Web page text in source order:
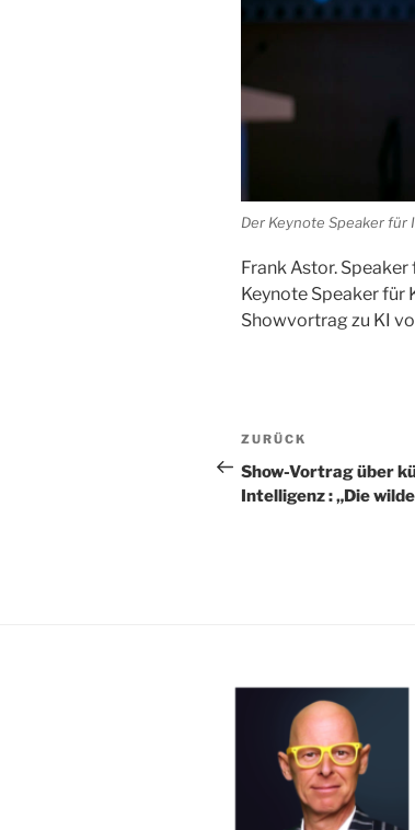
Der Keynote Speaker für
Frank Astor.
Keynote Speaker für
Showvortrag zu KI
Vorheriger
Beitrag
ZURÜCK
Show-Vortrag über
Intelligenz : „Die